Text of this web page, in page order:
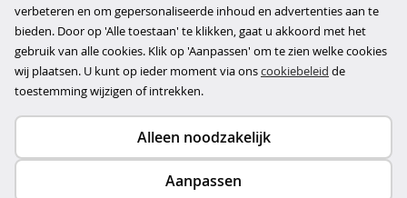
Herroeping
Over ons
Bedrijfsgegevens
Werkwijze
Copyright © 2026
verbeteren en om gepersonaliseerde inhoud en advertenties aan te
bieden. Door op 'Alle toestaan' te klikken, gaat u akkoord met het
gebruik van alle cookies. Klik op 'Aanpassen' om te zien welke cookies
wij plaatsen. U kunt op ieder moment via onscookiebeleid de
toestemming wijzigen of intrekken.
Alleen noodzakelijk
Aanpassen